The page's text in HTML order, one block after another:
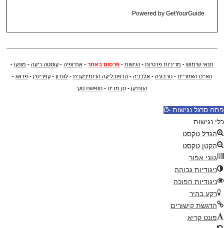
Powered by GetYourGuide
תנאי שימוש - מדיניות פרטיות - נגישות - פרסום באתר - אתיופיה - קוסטה ריקה - מונקו -
האיים האזוריים -נורבגיה -אלבניה -הרפובליקה הדומיניקנית -לונדון -קפריסין -פראג -
הוותיקן - סן מרינו - חופשת סקי
פתח סרגל נגישות
כלי נגישות
הגדל טקסט
הקטן טקסט
גווני אפור
ניגודיות גבוהה
ניגודיות הפוכה
רקע בהיר
הדגשת קישורים
פונט קריא